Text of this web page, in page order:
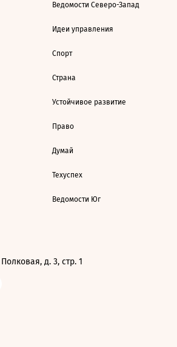
Ведомости Северо-Запад
Идеи управления
Спорт
Страна
Устойчивое развитие
Право
Думай
Техуспех
Ведомости Юг
д. 3, стр. 1